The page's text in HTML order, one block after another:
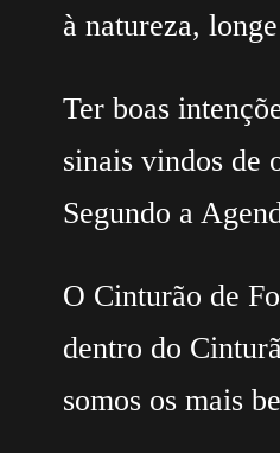
à natureza,
Ter boas
sinais vindos de
Segundo a
O Cinturão de
dentro do
somos os mais